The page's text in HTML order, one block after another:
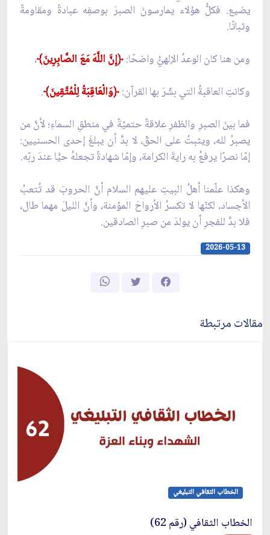
يضيع. فكلُّ هؤلاء يمارسونَ الصبرَ بوصفِه عبادةً ومقاومةً
وثباتًا.
ومن هنا كان الوعدُ الإلهيُّ واضحًا:﴿إِنَّ اللَّهَ مَعَ الصَّابِرِينَ﴾،
وكانتِ العاقبةُ التي بشّرَ بها القرآن:﴿وَالْعَاقِبَةُ لِلْمُتَّقِينَ﴾.
فما بينَ الصبرِ والظفرِ علاقةٌ حتميّةٌ في منطقِ السماءِ؛ لأنَّ من
يصبرُ لله، ويثبتُ على الحقّ، لا بدَّ أن يبلغَ إحدى الحسنيين:
إمّا نصرًا يرفعُ به رايةَ الكرامة، وإمّا شهادةً تجعلهُ حيًّا عندَ ربّه.
وهكذا علّمنا أهلُ البيتِ عليهم السلام أنَّ الحروبَ قد تُتعبُ
الأجساد، لكنّها لا تكسرُ الأرواحَ المؤمنة، وأنَّ الليلَ مهما طال،
فلا بدَّ للفجرِ أن يولدَ من صبرِ الصادقين.
2026-05-13
مقالات مرتبطة
الخطاب الثقافي التبليغي
الخطاب الثقافي (رقم 62)